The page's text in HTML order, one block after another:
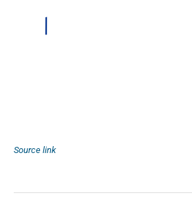
Source link